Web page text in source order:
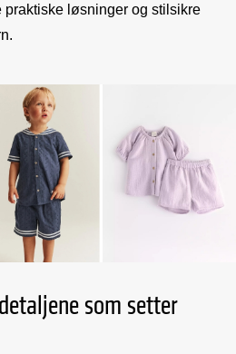
løsninger og stilsikre
som setter